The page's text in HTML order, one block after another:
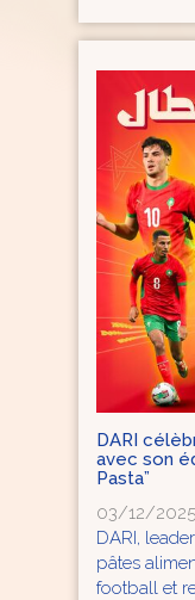
DARI
avec son
Pasta”
03/12/2025
DARI,
pâtes
football et